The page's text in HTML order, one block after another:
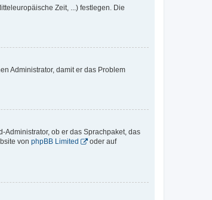
Zeit, ...) festlegen. Die
Administrator, damit er das Problem
ob er das Sprachpaket, das
von phpBB Limited
oder auf